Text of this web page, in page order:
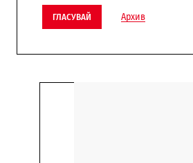
ГЛАСУВАЙ Архив